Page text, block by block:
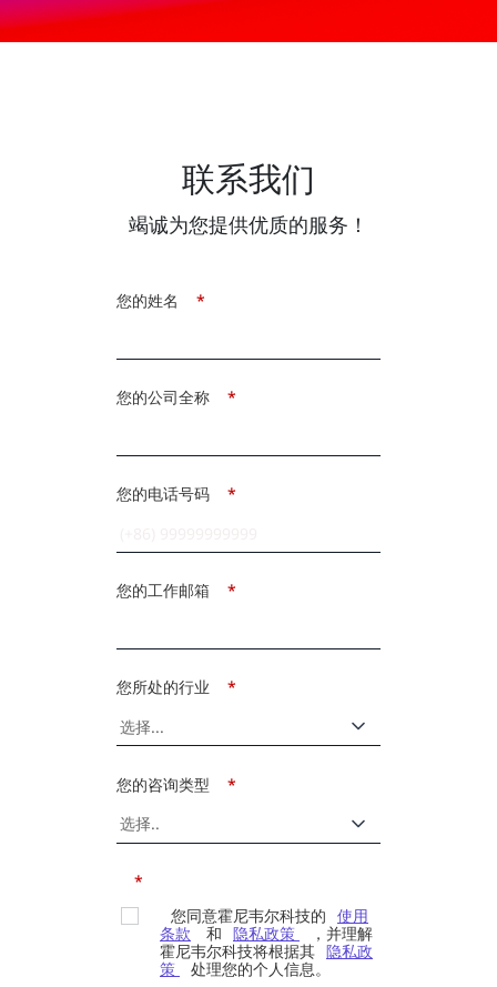
联系我们
竭诚为您提供优质的服务！
*
您的姓名
*
您的公司全称
*
您的电话号码
*
您的工作邮箱
*
您所处的行业
*
您的咨询类型
*
您同意霍尼韦尔科技的 使用
条款
和 隐私政策
，并理解
霍尼韦尔科技将根据其 隐私政
策
处理您的个人信息。